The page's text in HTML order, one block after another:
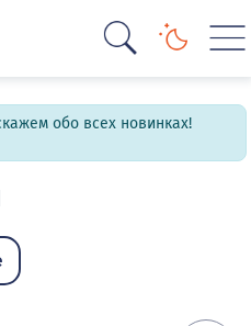
обо всех новинках!